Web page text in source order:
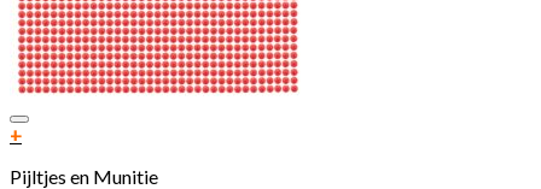
+
Pijltjes en Munitie